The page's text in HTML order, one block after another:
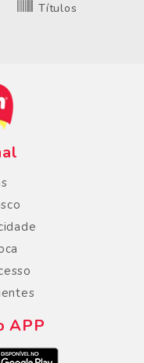
Títulos
APP